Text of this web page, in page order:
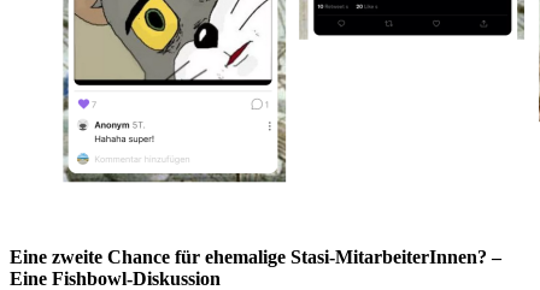
Eine zweite Chance für ehemalige Stasi-MitarbeiterInnen? –
Eine Fishbowl-Diskussion